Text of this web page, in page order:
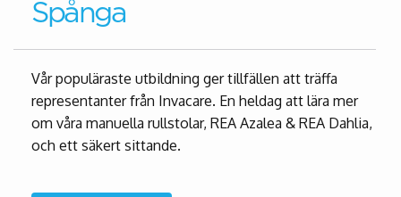
Spånga
Vår populäraste utbildning ger tillfällen att träffa
representanter från Invacare. En heldag att lära mer
om våra manuella rullstolar, REA Azalea & REA Dahlia,
och ett säkert sittande.